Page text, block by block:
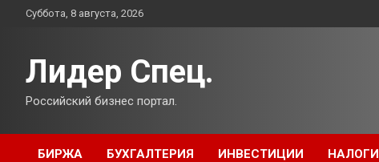
ПерейтиСуббота, 8 августа, 2026
Лидер Спец.
Российский бизнес портал.
БИРЖА БУХГАЛТЕРИЯ ИНВЕСТИЦИИ НАЛОГИ